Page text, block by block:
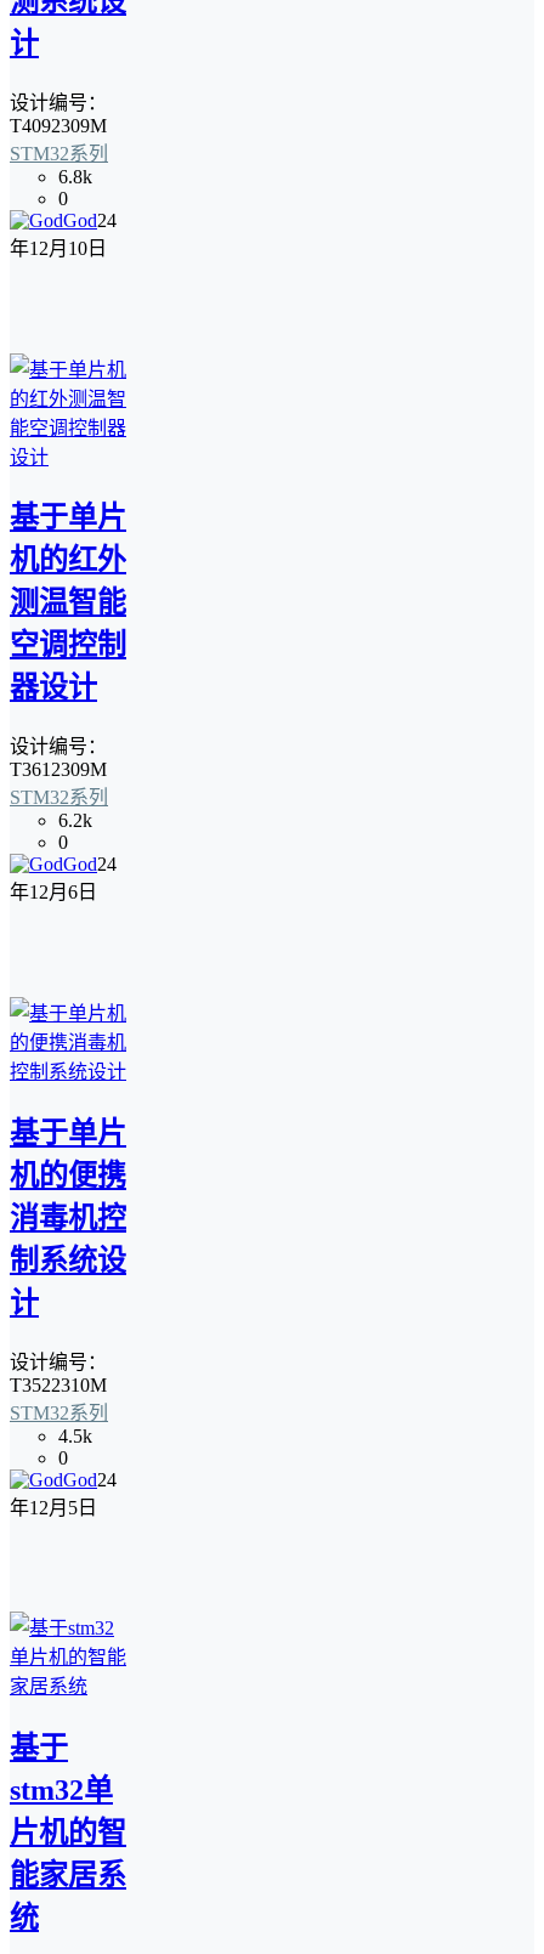
计
设计编号：
T4092309M
STM32系列
6.8k
0
God24
年12月10日
基于单片
机的红外
测温智能
空调控制
器设计
设计编号：
T3612309M
STM32系列
6.2k
0
God24
年12月6日
基于单片
机的便携
消毒机控
制系统设
计
设计编号：
T3522310M
STM32系列
4.5k
0
God24
年12月5日
基于
stm32单
片机的智
能家居系
统